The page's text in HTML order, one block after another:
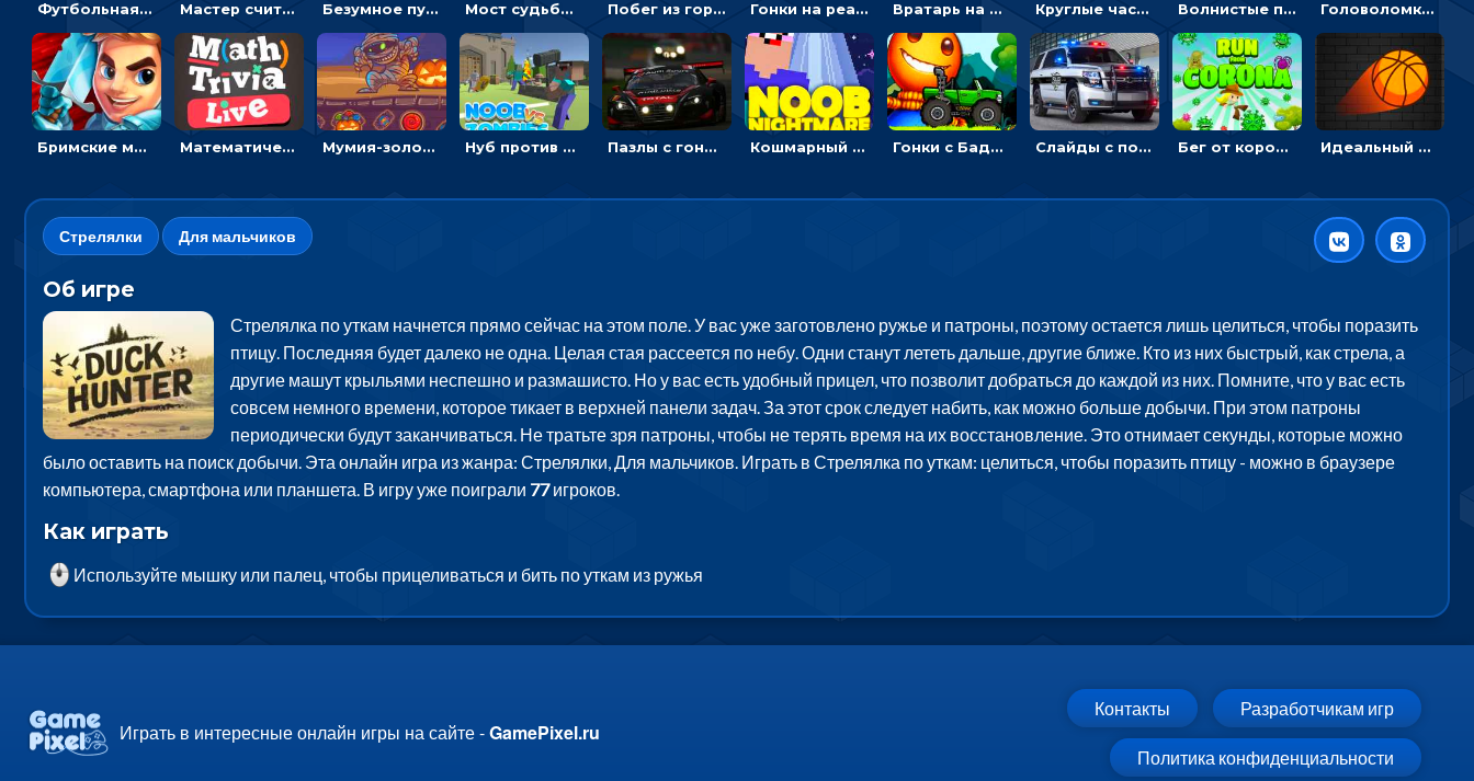
Футбольная ферма: бей по мячу, чтобы забивать в ворота и ловить звезды Мастер считать стрелы: увеличивать запас, чтобы поразить больше целей Безумное путешествие друзей по миру: собирать пазлы из фото с животными Мост судьбы: прыгать по платформам и бить молотом орков Побег из горной деревни: решай головоломки, чтобы открыть ворота Гонки на реактивном ранце: избегать преград, чтобы лететь к финишу Вратарь на футбольном поле: тапай, чтобы отбивать мячи в воротах ногами и руками - спортивные Круглые часы: ловить цветную стрелку в одинаковом участке циферблата Волнистые пазлы с транспортом: собирай картинку из частей Головоломка Парк-стоянка: рисовать линии, чтобы парковать машины
Бримские мечи: бежать через преграды, бить врагов и собирать монеты Математическая викторина мультиплеер: решать примеры на время Мумия-золотоискатель: закидывать бинты, чтобы доставать сокровища Нуб против Зомби: направлять линию на врага и бить молотом Пазлы с гоночными автомобилями: собери свой болид по частям Кошмарный сон Нуба: балансируй, чтобы выжить Гонки с Бадди: ехать на джипе и собирать монеты Слайды с полицейскими машинами: перемещать пазлы, чтобы собрать картинку Бег от коронавируса: держать дистанцию, чтобы не заразиться Идеальный данк: направлять пунктир в корзину и попадать мячом
Стрелялки Для мальчиков
Об игре
Стрелялка по уткам начнется прямо сейчас на этом поле. У вас уже заготовлено ружье и патроны, поэтому остается лишь целиться, чтобы поразить
птицу. Последняя будет далеко не одна. Целая стая рассеется по небу. Одни станут лететь дальше, другие ближе. Кто из них быстрый, как стрела, а
другие машут крыльями неспешно и размашисто. Но у вас есть удобный прицел, что позволит добраться до каждой из них. Помните, что у вас есть
совсем немного времени, которое тикает в верхней панели задач. За этот срок следует набить, как можно больше добычи. При этом патроны
периодически будут заканчиваться. Не тратьте зря патроны, чтобы не терять время на их восстановление. Это отнимает секунды, которые можно
было оставить на поиск добычи. Эта онлайн игра из жанра: Стрелялки, Для мальчиков. Играть в Стрелялка по уткам: целиться, чтобы поразить птицу - можно в браузере
компьютера, смартфона или планшета. В игру уже поиграли 77игроков.
Как играть
Используйте мышку или палец, чтобы прицеливаться и бить по уткам из ружья
Играть в интересные онлайн игры на сайте -GamePixel.ru
Контакты Разработчикам игр
Политика конфиденциальности